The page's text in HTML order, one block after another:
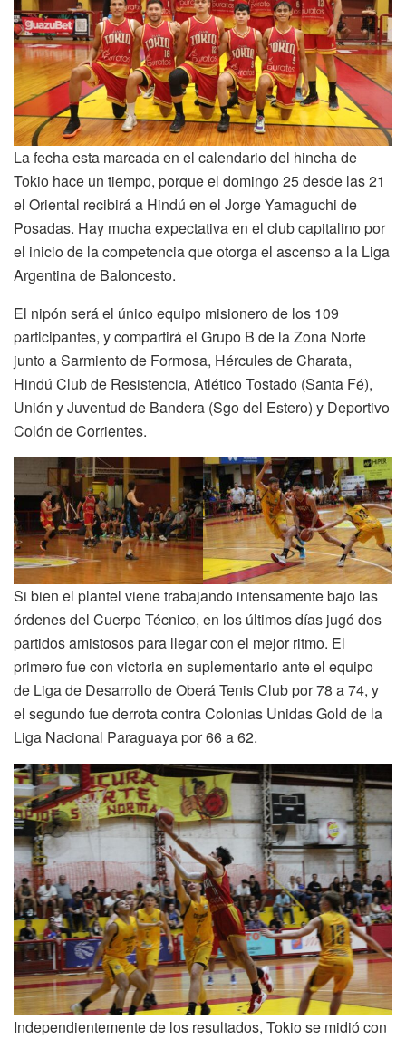
La fecha esta marcada en el calendario del hincha de
Tokio hace un tiempo, porque el domingo 25 desde las 21
el Oriental recibirá a Hindú en el Jorge Yamaguchi de
Posadas. Hay mucha expectativa en el club capitalino por
el inicio de la competencia que otorga el ascenso a la Liga
Argentina de Baloncesto.
El nipón será el único equipo misionero de los 109
participantes, y compartirá el Grupo B de la Zona Norte
junto a Sarmiento de Formosa, Hércules de Charata,
Hindú Club de Resistencia, Atlético Tostado (Santa Fé),
Unión y Juventud de Bandera (Sgo del Estero) y Deportivo
Colón de Corrientes.
Si bien el plantel viene trabajando intensamente bajo las
órdenes del Cuerpo Técnico, en los últimos días jugó dos
partidos amistosos para llegar con el mejor ritmo. El
primero fue con victoria en suplementario ante el equipo
de Liga de Desarrollo de Oberá Tenis Club por 78 a 74, y
el segundo fue derrota contra Colonias Unidas Gold de la
Liga Nacional Paraguaya por 66 a 62.
Independientemente de los resultados, Tokio se midió con